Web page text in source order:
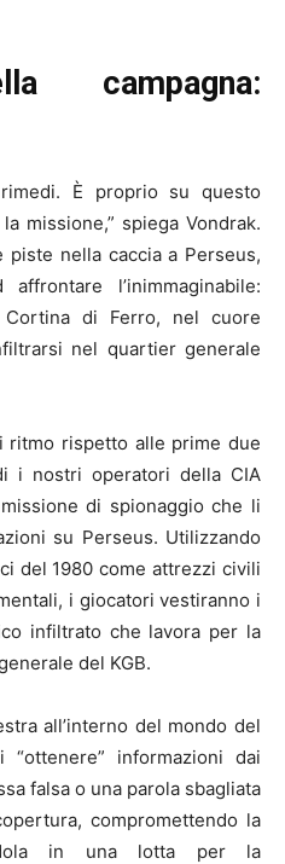
campagna:
È proprio su questo
missione,” spiega Vondrak.
piste nella caccia a Perseus,
l’inimmaginabile:
di Ferro, nel cuore
nel quartier generale
ritmo rispetto alle prime due
i nostri operatori della CIA
di spionaggio che li
su Perseus. Utilizzando
del 1980 come attrezzi civili
i giocatori vestiranno i
infiltrato che lavora per la
del KGB.
all’interno del mondo del
informazioni dai
falsa o una parola sbagliata
compromettendo la
in una lotta per la